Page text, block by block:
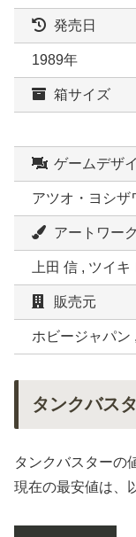
発売日
1989年
箱サイズ
ゲームデザ
アツオ・ヨシ
アートワーク
上田 信 , ツイキ
販売元
ホビージャパン
タンクバス
タンクバスターの
現在の最安値は、